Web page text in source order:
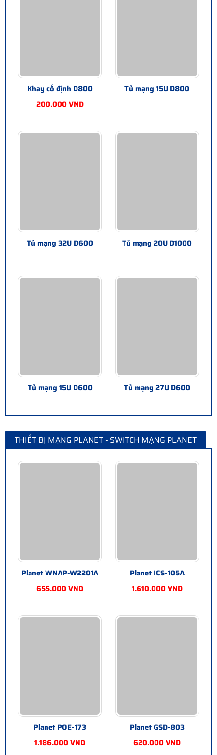
Khay cố định D800
200.000 VND
Tủ mạng 15U D800
Tủ mạng 32U D600 Tủ mạng 20U D1000
Tủ mạng 15U D600 Tủ mạng 27U D600
THIẾT BỊ MẠNG PLANET - SWITCH MẠNG PLANET
Planet WNAP-W2201A
655.000 VND
Planet ICS-105A
1.610.000 VND
Planet POE-173
1.186.000 VND
Planet GSD-803
620.000 VND